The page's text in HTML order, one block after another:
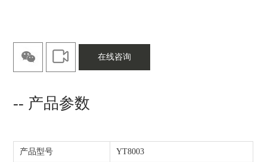
在线咨询
-- 产品参数
产品型号 YT8003